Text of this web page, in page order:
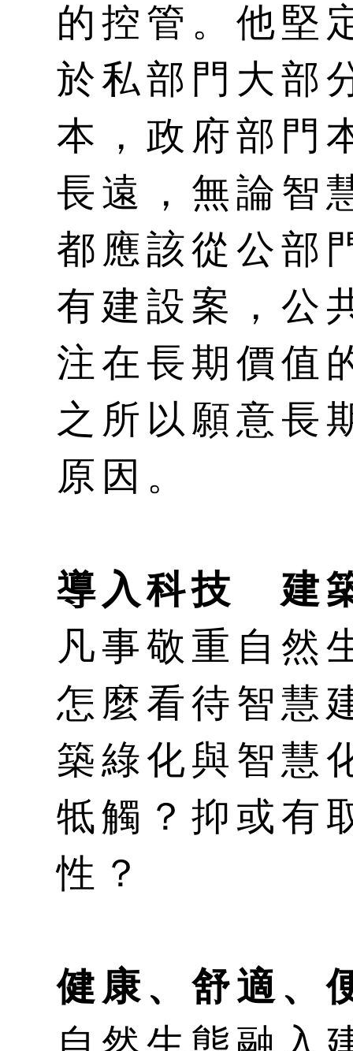
的控管。他堅
於私部門大部
本，政府部門
長遠，無論智
都應該從公部
有建設案，公
注在長期價值
之所以願意長
原因。
導入科技 建
凡事敬重自然
怎麼看待智慧
築綠化與智慧
牴觸？抑或有
性？
健康、舒適、